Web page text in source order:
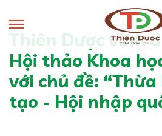
Thiên Dược vinh
Hội thảo Khoa
với chủ đề:
tạo - Hội nhập